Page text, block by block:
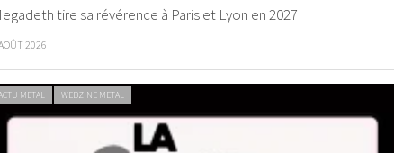
tire sa révérence à Paris et Lyon en 2027
2026
METAL WEBZINE METAL